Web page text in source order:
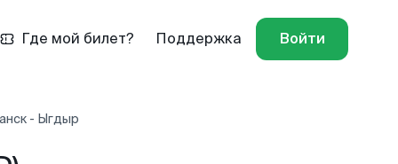
Где мой билет? Поддержка Войти
- Ыгдыр